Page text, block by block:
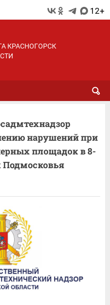
12+
КРАСНОГОРСК
нарушений при
площадок в 8-